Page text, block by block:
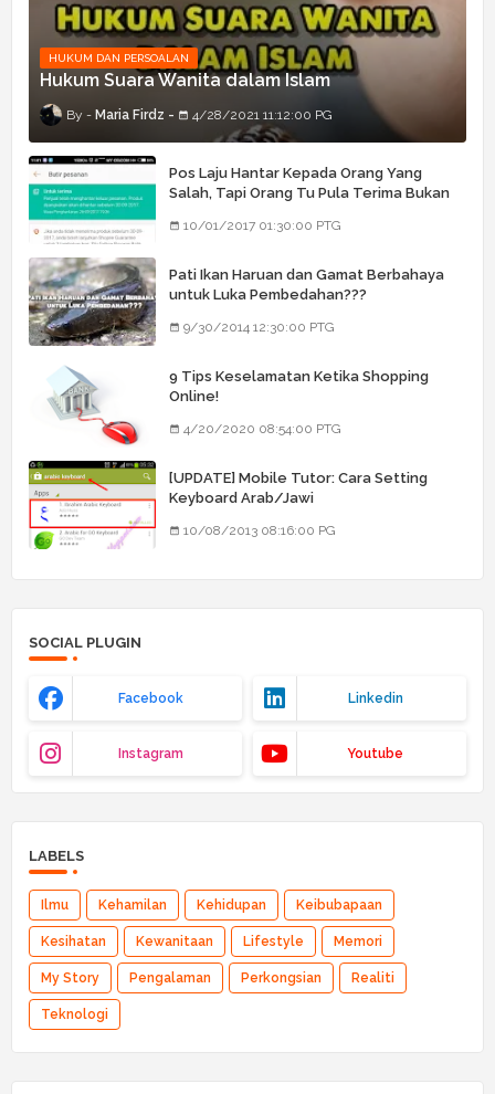
HUKUM DAN PERSOALAN
Hukum Suara Wanita dalam Islam
Maria Firdz 4/28/2021 11:12:00 PG
Pos Laju Hantar Kepada Orang Yang
Salah, Tapi Orang Tu Pula Terima Bukan
10/01/2017 01:30:00 PTG
Pati Ikan Haruan dan Gamat Berbahaya
untuk Luka Pembedahan???
9/30/2014 12:30:00 PTG
9 Tips Keselamatan Ketika Shopping
Online!
4/20/2020 08:54:00 PTG
[UPDATE] Mobile Tutor: Cara Setting
Keyboard Arab/Jawi
10/08/2013 08:16:00 PG
SOCIAL PLUGIN
Facebook Linkedin
Instagram Youtube
LABELS
Ilmu Kehamilan Kehidupan Keibubapaan
Kesihatan Kewanitaan Lifestyle Memori
My Story Pengalaman Perkongsian Realiti
Teknologi